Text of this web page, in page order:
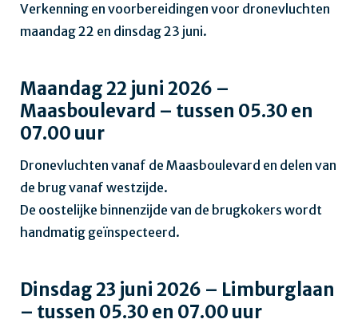
Verkenning en voorbereidingen voor dronevluchten
maandag 22 en dinsdag 23 juni.
Maandag 22 juni 2026 –
Maasboulevard – tussen 05.30 en
07.00 uur
Dronevluchten vanaf de Maasboulevard en delen van
de brug vanaf westzijde.
De oostelijke binnenzijde van de brugkokers wordt
handmatig geïnspecteerd.
Dinsdag 23 juni 2026 – Limburglaan
– tussen 05.30 en 07.00 uur